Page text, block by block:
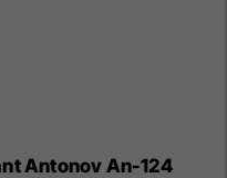
Antonov An-124